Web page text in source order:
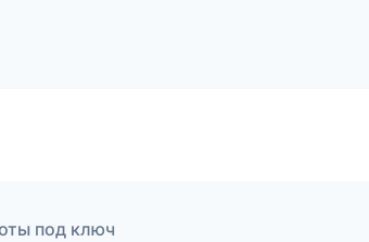
под ключ